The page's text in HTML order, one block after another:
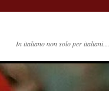
In italiano non solo per italiani…